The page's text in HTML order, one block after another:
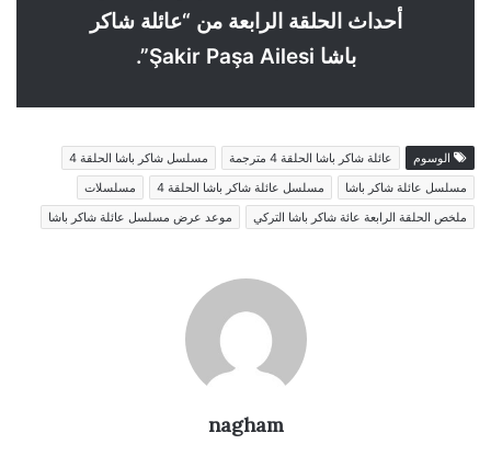
أحداث الحلقة الرابعة من “عائلة شاكر
باشا Şakir Paşa Ailesi”.
الوسوم عائلة شاكر باشا الحلقة 4 مترجمة
مسلسل شاكر باشا الحلقة 4
مسلسل عائلة شاكر باشا
مسلسل عائلة شاكر باشا الحلقة 4
مسلسلات
ملخص الحلقة الرابعة عائة شاكر باشا التركي
موعد عرض مسلسل عائلة شاكر باشا
nagham